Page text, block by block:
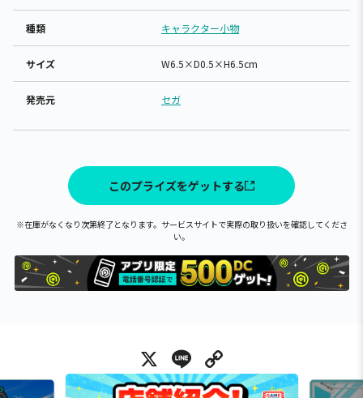
種類 キャラクター小物
サイズ W6.5×D0.5×H6.5cm
発売元 セガ
このプライズをゲットする
※在庫がなくなり次第終了となります。サービスサイトで実際の取り扱いを確認してくださ
い。
X Line